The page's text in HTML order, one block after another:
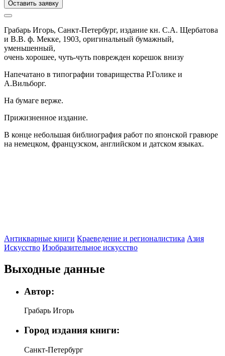
Оставить заявку
Грабарь Игорь, Санкт-Петербург, издание кн. С.А. Щербатова
и В.В. ф. Мекке, 1903, оригинальный бумажный,
уменьшенный,
очень хорошее, чуть-чуть поврежден корешок внизу
Напечатано в типографии товарищества Р.Голике и
А.Вильборг.
На бумаге верже.
Прижизненное издание.
В конце небольшая библиография работ по японской гравюре
на немецком, французском, английском и датском языках.
Антикварные книги Краеведение и регионалистика Азия
Искусство Изобразительное искусство
Выходные данные
Автор:
Грабарь Игорь
Город издания книги:
Санкт-Петербург